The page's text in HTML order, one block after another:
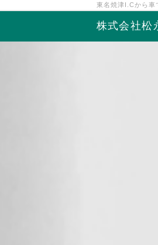
東名焼津I.Cから車
株式会社松